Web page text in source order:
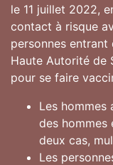
le 11 juillet 2022,
contact à risque
personnes
Haute Autorité de
pour se faire
Les hommes
des hommes
deux cas,
Les